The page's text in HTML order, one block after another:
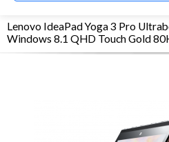
Lenovo IdeaPad Yoga 3 Pro
Windows 8.1 QHD Touch Gold